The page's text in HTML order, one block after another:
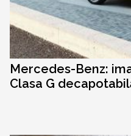
Mercedes-Benz:
Clasa G